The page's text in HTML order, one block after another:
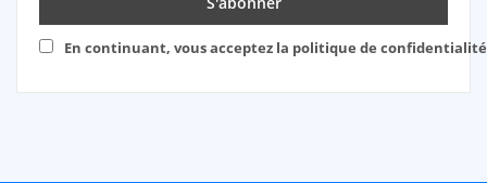
En continuant, vous acceptez la politique de confidentialité